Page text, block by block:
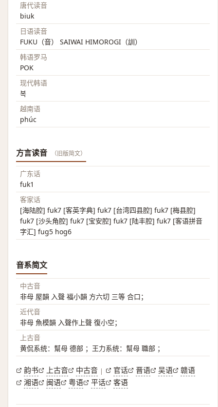
唐代读音
biuk
日语读音
FUKU（音） SAIWAI HIMOROGI（訓）
韩语罗马
POK
现代韩语
복
越南语
phúc
方言读音 （旧版简文）
广东话
fuk1
客家话
[海陆腔] fuk7 [客英字典] fuk7 [台湾四县腔] fuk7 [梅县腔]
fuk7 [沙头角腔] fuk7 [宝安腔] fuk7 [陆丰腔] fuk7 [客语拼音
字汇] fug5 hog6
音系简文
中古音
非母 屋韻 入聲 福小韻 方六切 三等 合口；
近代音
非母 魚模韻 入聲作上聲 復小空；
上古音
黄侃系统：幫母 德部 ；王力系统：幫母 職部 ；
韵书 上古音 中古音 | 官话 晋语 吴语
赣语
湘语
闽语 粤语 平话 客语